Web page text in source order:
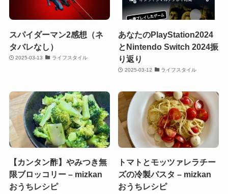
スパイダーマン2感想（ネ
タバレなし）
2025-03-13 ライフスタイル
あなたのPlayStation2024
とNintendo Switch 2024振
り返り
2025-03-12 ライフスタイル
【カンタン酢】やみつき無
限ブロッコリー – mizkan
おうちレシピ
トマトとモッツァレラチー
ズの冷製パスタ – mizkan
おうちレシピ